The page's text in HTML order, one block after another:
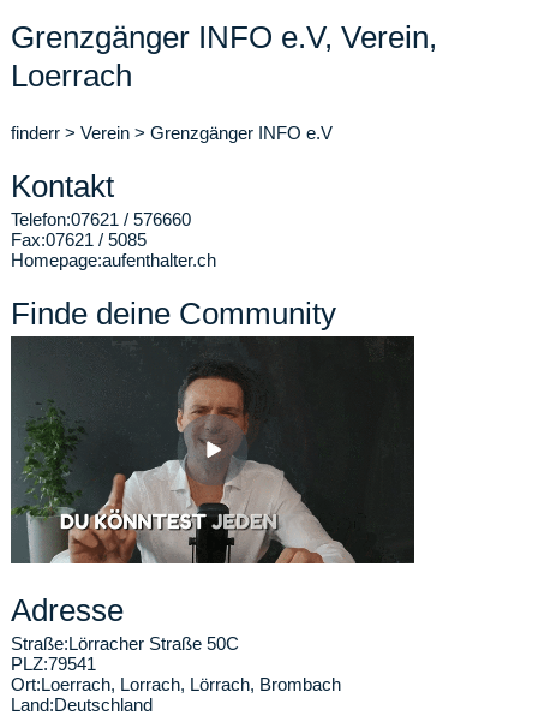
Grenzgänger INFO e.V, Verein,
Loerrach
finderr > Verein > Grenzgänger INFO e.V
Kontakt
Telefon:07621 / 576660
Fax:07621 / 5085
Homepage:aufenthalter.ch
Finde deine Community
Adresse
Straße:Lörracher Straße 50C
PLZ:79541
Ort:Loerrach, Lorrach, Lörrach, Brombach
Land:Deutschland